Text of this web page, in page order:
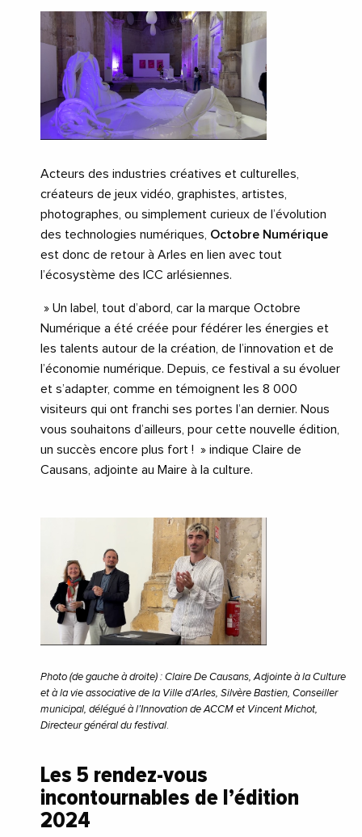
Acteurs des industries créatives et culturelles,
créateurs de jeux vidéo, graphistes, artistes,
photographes, ou simplement curieux de l’évolution
des technologies numériques, Octobre Numérique
est donc de retour à Arles en lien avec tout
l’écosystème des ICC arlésiennes.
» Un label, tout d’abord, car la marque Octobre
Numérique a été créée pour fédérer les énergies et
les talents autour de la création, de l’innovation et de
l’économie numérique. Depuis, ce festival a su évoluer
et s’adapter, comme en témoignent les 8 000
visiteurs qui ont franchi ses portes l’an dernier. Nous
vous souhaitons d’ailleurs, pour cette nouvelle édition,
un succès encore plus fort ! » indique Claire de
Causans, adjointe au Maire à la culture.
Photo (de gauche à droite) : Claire De Causans, Adjointe à la Culture
et à la vie associative de la Ville d’Arles, Silvère Bastien, Conseiller
municipal, délégué à l’Innovation de ACCM et Vincent Michot,
Directeur général du festival.
Les 5 rendez-vous
incontournables de l’édition
2024